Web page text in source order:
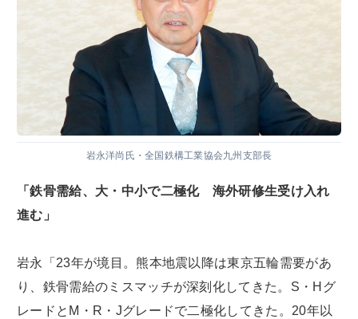
岩永洋尚氏・全国鉄構工業協会九州支部長
「鉄骨需給、大・中小で二極化 海外研修生受け入れ
進む」
岩永「23年が境目。熊本地震以降は東京五輪需要があ
り、鉄骨需給のミスマッチが深刻化してきた。S・Hグ
レードとM・R・Jグレードで二極化してきた。20年以